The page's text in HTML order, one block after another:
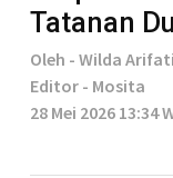
Tatanan
Oleh - Wilda Arifati
Editor - Mosita
28 Mei 2026 13:34